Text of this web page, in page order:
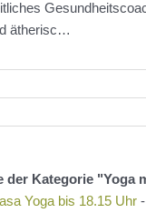
ätherisc…
der Kategorie "Yoga
Yoga bis 18.15 Uhr-